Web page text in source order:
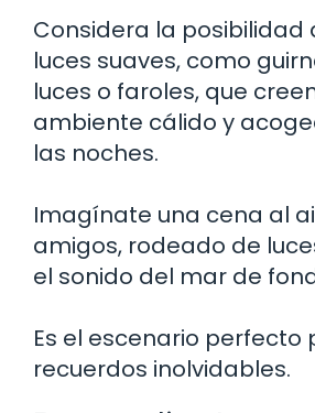
Considera la posibilidad
luces suaves, como
luces o faroles, que
ambiente cálido y
las noches.
Imagínate una cena al
amigos, rodeado de
el sonido del mar de
Es el escenario perfecto
recuerdos inolvidables.